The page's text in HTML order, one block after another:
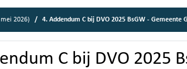
2026) 4. Addendum C bij DVO 2025 BsGW - Gemeente
C bij DVO 2025